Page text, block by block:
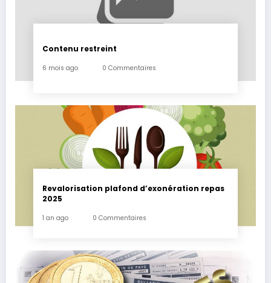
Contenu restreint
6 mois ago 0 Commentaires
Revalorisation plafond d’exonération repas
2025
1 an ago 0 Commentaires